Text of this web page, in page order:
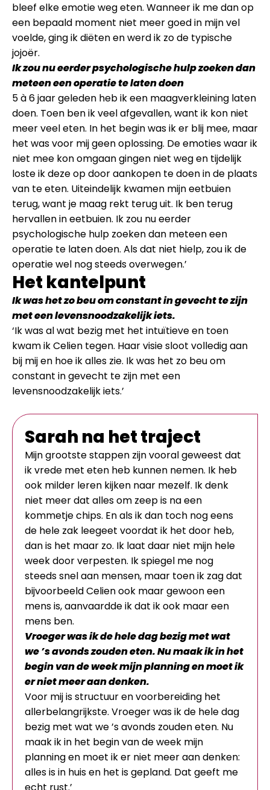
bleef elke emotie weg eten. Wanneer ik me dan op
een bepaald moment niet meer goed in mijn vel
voelde, ging ik diëten en werd ik zo de typische
jojoër.
Ik zou nu eerder psychologische hulp zoeken dan
meteen een operatie te laten doen
5 à 6 jaar geleden heb ik een maagverkleining laten
doen. Toen ben ik veel afgevallen, want ik kon niet
meer veel eten. In het begin was ik er blij mee, maar
het was voor mij geen oplossing. De emoties waar ik
niet mee kon omgaan gingen niet weg en tijdelijk
loste ik deze op door aankopen te doen in de plaats
van te eten. Uiteindelijk kwamen mijn eetbuien
terug, want je maag rekt terug uit. Ik ben terug
hervallen in eetbuien. Ik zou nu eerder
psychologische hulp zoeken dan meteen een
operatie te laten doen. Als dat niet hielp, zou ik de
operatie wel nog steeds overwegen.’
Het kantelpunt
Ik was het zo beu om constant in gevecht te zijn
met een levensnoodzakelijk iets.
‘Ik was al wat bezig met het intuïtieve en toen
kwam ik Celien tegen. Haar visie sloot volledig aan
bij mij en hoe ik alles zie. Ik was het zo beu om
constant in gevecht te zijn met een
levensnoodzakelijk iets.’
Sarah na het traject
Mijn grootste stappen zijn vooral geweest dat
ik vrede met eten heb kunnen nemen. Ik heb
ook milder leren kijken naar mezelf. Ik denk
niet meer dat alles om zeep is na een
kommetje chips. En als ik dan toch nog eens
de hele zak leegeet voordat ik het door heb,
dan is het maar zo. Ik laat daar niet mijn hele
week door verpesten. Ik spiegel me nog
steeds snel aan mensen, maar toen ik zag dat
bijvoorbeeld Celien ook maar gewoon een
mens is, aanvaardde ik dat ik ook maar een
mens ben.
Vroeger was ik de hele dag bezig met wat
we ’s avonds zouden eten. Nu maak ik in het
begin van de week mijn planning en moet ik
er niet meer aan denken.
Voor mij is structuur en voorbereiding het
allerbelangrijkste. Vroeger was ik de hele dag
bezig met wat we ’s avonds zouden eten. Nu
maak ik in het begin van de week mijn
planning en moet ik er niet meer aan denken:
alles is in huis en het is gepland. Dat geeft me